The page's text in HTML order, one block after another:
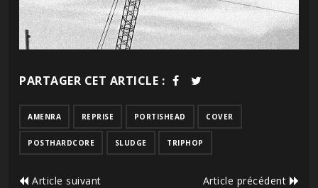
PARTAGER CET ARTICLE :
AMENRA REPRISE PORTISHEAD COVER
POSTHARDCORE SLUDGE TRIPHOP
Article suivant Article précédent